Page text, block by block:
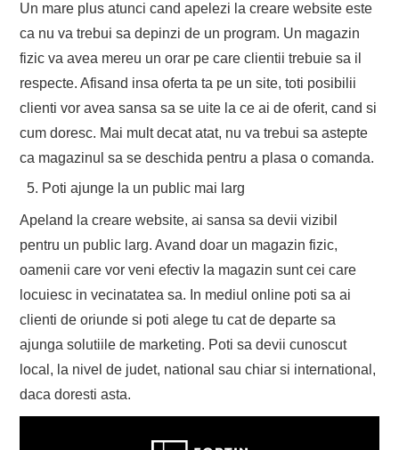
Un mare plus atunci cand apelezi la creare website este
ca nu va trebui sa depinzi de un program. Un magazin
fizic va avea mereu un orar pe care clientii trebuie sa il
respecte. Afisand insa oferta ta pe un site, toti posibilii
clienti vor avea sansa sa se uite la ce ai de oferit, cand si
cum doresc. Mai mult decat atat, nu va trebui sa astepte
ca magazinul sa se deschida pentru a plasa o comanda.
Poti ajunge la un public mai larg
Apeland la creare website, ai sansa sa devii vizibil
pentru un public larg. Avand doar un magazin fizic,
oamenii care vor veni efectiv la magazin sunt cei care
locuiesc in vecinatatea sa. In mediul online poti sa ai
clienti de oriunde si poti alege tu cat de departe sa
ajunga solutiile de marketing. Poti sa devii cunoscut
local, la nivel de judet, national sau chiar si international,
daca doresti asta.